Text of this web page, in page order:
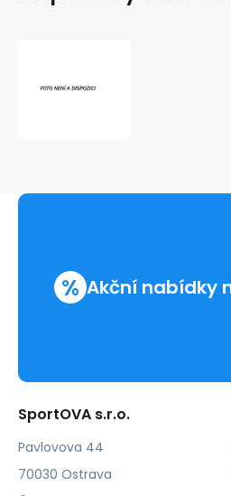
% Akční nabídky
SportOVA s.r.o.
Pavlovova 44
70030 Ostrava